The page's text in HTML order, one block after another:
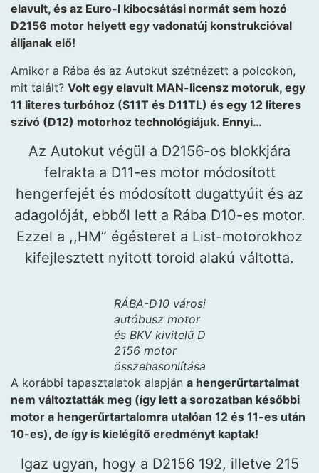
elavult, és az Euro-I kibocsátási normát sem hozó
D2156 motor helyett egy vadonatúj konstrukcióval
álljanak elő!
Amikor a Rába és az Autokut szétnézett a polcokon,
mit talált? Volt egy elavult MAN-licensz motoruk, egy
11 literes turbóhoz (S11T és D11TL) és egy 12 literes
szívó (D12) motorhoz technológiájuk. Ennyi…
Az Autokut végül a D2156-os blokkjára
felrakta a D11-es motor módosított
hengerfejét és módosított dugattyúit és az
adagolóját, ebből lett a Rába D10-es motor.
Ezzel a ,,HM” égésteret a List-motorokhoz
kifejlesztett nyitott toroid alakú váltotta.
RÁBA-D10 városi
autóbusz motor
és BKV kivitelű D
2156 motor
összehasonlítása
A korábbi tapasztalatok alapján a hengerűrtartalmat
nem változtatták meg (így lett a sorozatban későbbi
motor a hengerűrtartalomra utalóan 12 és 11-es után
10-es), de így is kielégítő eredményt kaptak!
Igaz ugyan, hogy a D2156 192, illetve 215